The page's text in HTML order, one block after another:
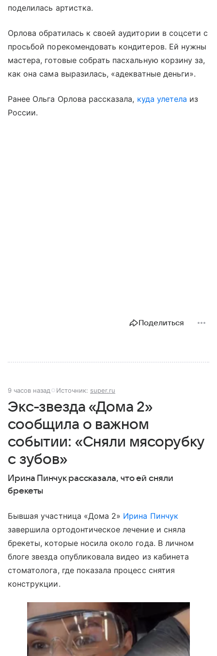
поделилась артистка.
Орлова обратилась к своей аудитории в соцсети с
просьбой порекомендовать кондитеров. Ей нужны
мастера, готовые собрать пасхальную корзину за,
как она сама выразилась, «адекватные деньги».
Ранее Ольга Орлова рассказала, куда улетела из
России.
Поделиться
9 часов назад Источник: super.ru
Экс-звезда «Дома 2»
сообщила о важном
событии: «Сняли мясорубку
с зубов»
Ирина Пинчук рассказала, что ей сняли
брекеты
Бывшая участница «Дома 2» Ирина Пинчук
завершила ортодонтическое лечение и сняла
брекеты, которые носила около года. В личном
блоге звезда опубликовала видео из кабинета
стоматолога, где показала процесс снятия
конструкции.